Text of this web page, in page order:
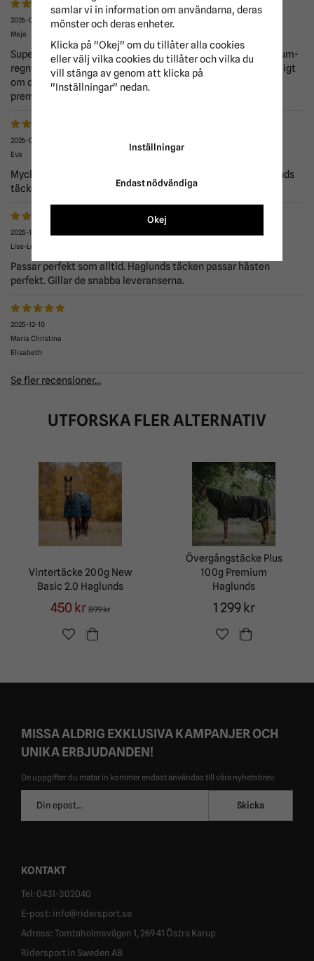
2026-02-03
Maja
Superfint rejält täcke! Ser dock exakt likadant ut som premium-
regntäcket vi köpte för ett litet tag sen, så det hade varit roligt
om det fanns flera färger att välja mellan i dessa
premiumtäckena :)
2026-01-08
Eva
Mycket bra kvalitet och passform. Ska bara köpa från Haglunds
täcken om jag behöver nytt täcke.
2025-12-11
Lise-Lott
Passar perfekt som alltid. Haglunds täcken passar hästen
perfekt. Gillar de snabba leveranserna.
2025-12-10
Maria Christina
Elisabeth
Se fler recensioner...
UTFORSKA FLER ALTERNATIV
Vintertäcke 200g New
Basic 2.0 Haglunds
450 kr 899 kr
Övergångstäcke Plus
100g Premium
Haglunds
1 299 kr
MISSA ALDRIG EXKLUSIVA KAMPANJER OCH
UNIKA ERBJUDANDEN!
De uppgifter du matar in kommer endast användas till våra nyhetsbrev.
postadress
Skicka
KONTAKT
Tel: 0431-302040
E-post: info@ridersport.se
Adress: Tomtaholmsvägen 1, 269 41 Östra Karup
Ridersport in Sweden AB
samlar vi in information om användarna, deras
mönster och deras enheter.
Klicka på "Okej" om du tillåter alla cookies
eller välj vilka cookies du tillåter och vilka du
vill stänga av genom att klicka på
"Inställningar" nedan.
Inställningar
Endast nödvändiga
Okej